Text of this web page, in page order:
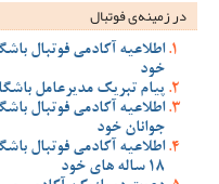
در زمینه‌ی فوتبال
اطلاعیه آکادمی فوتبال
خود
پیام تبریک مدیرعامل
اطلاعیه آکادمی فوتبال
جوانان خود
اطلاعیه آکادمی فوتبال
18 ساله های خود